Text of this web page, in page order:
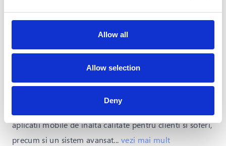
Allow all
Allow selection
Deny
aplicatii mobile de inalta calitate pentru clienti si soferi,
precum si un sistem avansat... vezi mai mult